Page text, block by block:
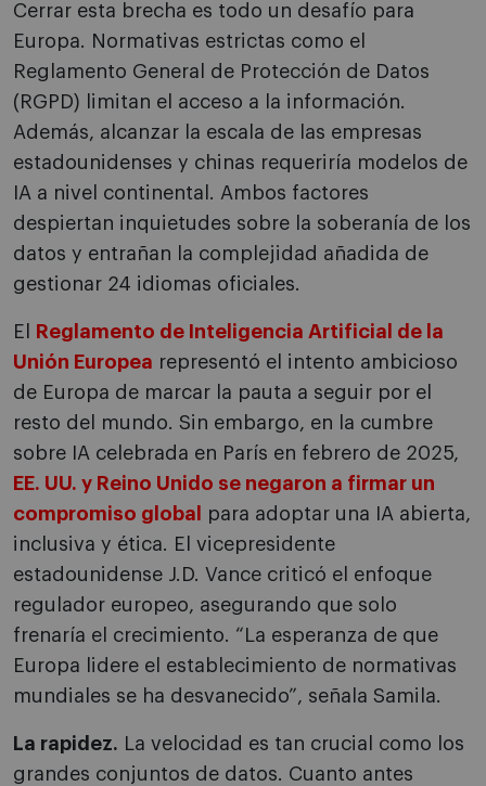
Cerrar esta brecha es todo un desafío para
Europa. Normativas estrictas como el
Reglamento General de Protección de Datos
(RGPD) limitan el acceso a la información.
Además, alcanzar la escala de las empresas
estadounidenses y chinas requeriría modelos de
IA a nivel continental. Ambos factores
despiertan inquietudes sobre la soberanía de los
datos y entrañan la complejidad añadida de
gestionar 24 idiomas oficiales.
El
Reglamento de Inteligencia Artificial de la
Unión Europea representó el intento ambicioso
de Europa de marcar la pauta a seguir por el
resto del mundo. Sin embargo, en la cumbre
sobre IA celebrada en París en febrero de 2025,
EE. UU. y Reino Unido se negaron a firmar un
compromiso global
para adoptar una IA abierta,
inclusiva y ética. El vicepresidente
estadounidense J.D. Vance criticó el enfoque
regulador europeo, asegurando que solo
frenaría el crecimiento. “La esperanza de que
Europa lidere el establecimiento de normativas
mundiales se ha desvanecido”, señala Samila.
La rapidez. La velocidad es tan crucial como los
grandes conjuntos de datos. Cuanto antes